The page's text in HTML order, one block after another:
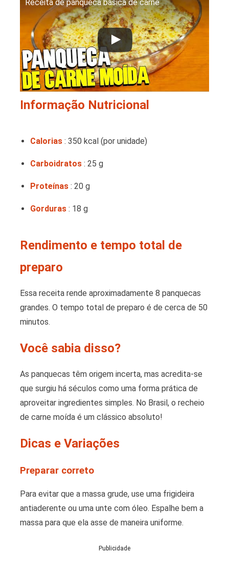
Receita de panqueca básica de carne
Informação Nutricional
Calorias : 350 kcal (por unidade)
Carboidratos : 25 g
Proteínas : 20 g
Gorduras : 18 g
Rendimento e tempo total de
preparo
Essa receita rende aproximadamente 8 panquecas
grandes. O tempo total de preparo é de cerca de 50
minutos.
Você sabia disso?
As panquecas têm origem incerta, mas acredita-se
que surgiu há séculos como uma forma prática de
aproveitar ingredientes simples. No Brasil, o recheio
de carne moída é um clássico absoluto!
Dicas e Variações
Preparar correto
Para evitar que a massa grude, use uma frigideira
antiaderente ou uma unte com óleo. Espalhe bem a
massa para que ela asse de maneira uniforme.
Publicidade